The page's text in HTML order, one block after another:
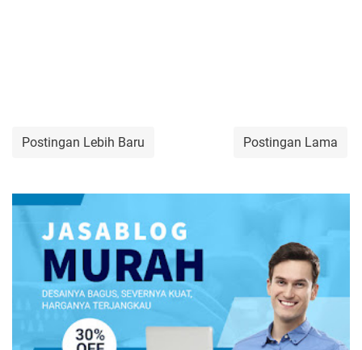
Postingan Lebih Baru Postingan Lama